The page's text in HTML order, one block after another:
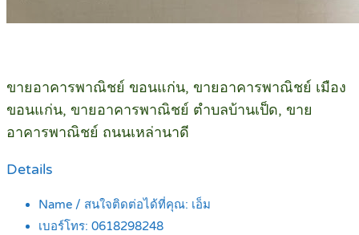
ขายอาคารพาณิชย์ ขอนแก่น, ขายอาคารพาณิชย์ เมือง
ขอนแก่น, ขายอาคารพาณิชย์ ตำบลบ้านเป็ด, ขาย
อาคารพาณิชย์ ถนนเหล่านาดี
Details
Name / สนใจติดต่อได้ที่คุณ: เอ็ม
เบอร์โทร: 0618298248